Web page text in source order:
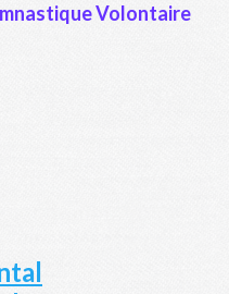
Volontaire